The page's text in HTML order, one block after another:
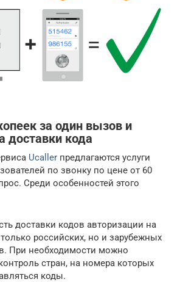
за один вызов и
доставки кода
Ucaller предлагаются услуги
по звонку по цене от 60
Среди особенностей этого
доставки кодов авторизации на
российских, но и зарубежных
При необходимости можно
стран, на номера которых
коды.